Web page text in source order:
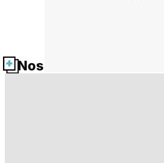
Nos fiches santé